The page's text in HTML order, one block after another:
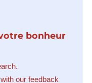
bonheur
our feedback